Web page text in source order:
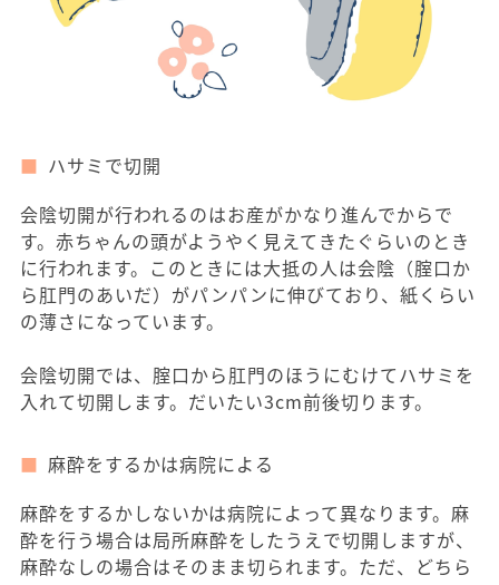
ハサミで切開
会陰切開が行われるのはお産がかなり進んでからで
す。赤ちゃんの頭がようやく見えてきたぐらいのとき
に行われます。このときには大抵の人は会陰（腟口か
ら肛門のあいだ）がパンパンに伸びており、紙くらい
の薄さになっています。
会陰切開では、腟口から肛門のほうにむけてハサミを
入れて切開します。だいたい3cm前後切ります。
麻酔をするかは病院による
麻酔をするかしないかは病院によって異なります。麻
酔を行う場合は局所麻酔をしたうえで切開しますが、
麻酔なしの場合はそのまま切られます。ただ、どちら